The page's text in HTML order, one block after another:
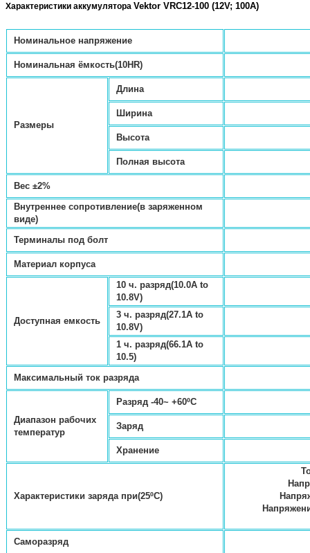
Характеристики аккумулятора Vektor VRC12-100 (12V; 100A)
Номинальное напряжение
Номинальная ёмкость(10HR)
Размеры
Длина
Ширина
Высота
Полная высота
Вес ±2%
Внутреннее сопротивление(в заряженном
виде)
Терминалы под болт
Материал корпуса
Доступная емкость
10 ч. разряд(10.0А to
10.8V)
3 ч. разряд(27.1А to
10.8V)
1 ч. разряд(66.1А to
10.5)
Максимальный ток разряда
Диапазон рабочих
температур
Разряд -40~ +60ºC
Заряд
Хранение
Характеристики заряда при(25ºC)
Саморазряд